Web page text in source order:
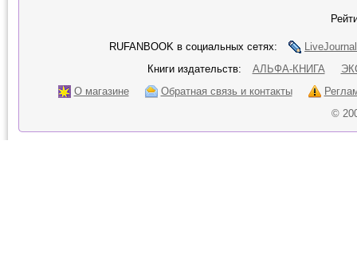
RUFANBOOK в социальных сетях:
LiveJournal
Книги издательств:
АЛЬФА-КНИГА
О магазине
Обратная связь и контакты
©